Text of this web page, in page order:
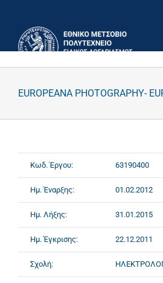
περιεχόμενο
EUROPEANA PHOTOGRAPHY-
Κωδ. Έργου: 63190400
Ημ. Έναρξης: 01.02.2012
Ημ. Λήξης: 31.01.2015
Ημ. Έγκρισης: 22.12.2011
Σχολή: